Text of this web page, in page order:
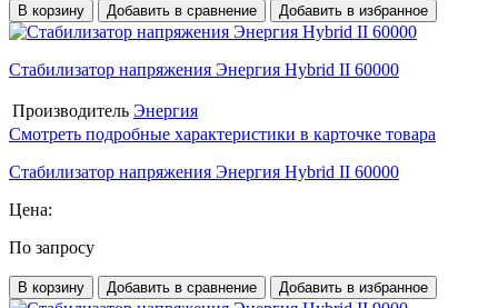
В корзину Добавить в сравнение Добавить в избранное
Стабилизатор напряжения Энергия Hybrid II 60000
Производитель Энергия
Смотреть подробные характеристики в карточке товара
Стабилизатор напряжения Энергия Hybrid II 60000
Цена:
По запросу
В корзину Добавить в сравнение Добавить в избранное